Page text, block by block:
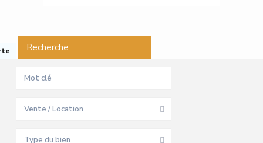
Recherche
Vente / Location
Type du bien